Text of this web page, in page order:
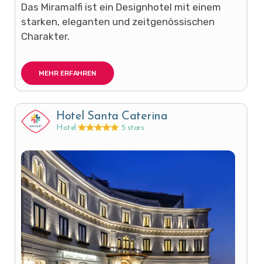
Das Miramalfi ist ein Designhotel mit einem
starken, eleganten und zeitgenössischen
Charakter.
MEHR ERFAHREN
Hotel Santa Caterina
Hotel 5 stars